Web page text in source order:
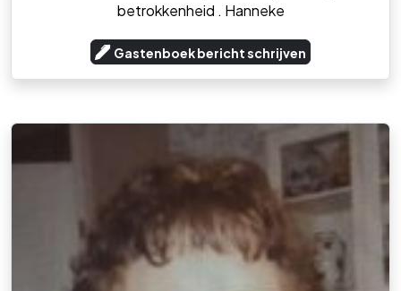
betrokkenheid . Hanneke
Gastenboek bericht schrijven